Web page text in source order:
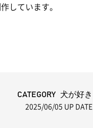
しています。
CATEGORY 犬が好き
2025/06/05 UP DATE